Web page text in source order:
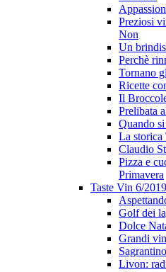
Preziosi
Non
Un
Perchè
Tornano
Ricette
Il
Prelibata
Quando
La
Claudio
Pizza e
Primavera
Taste Vin 6/2019
Golf dei
Dolce
Grandi
Livon: